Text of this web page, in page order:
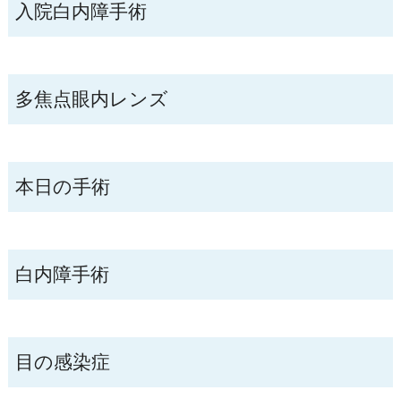
入院白内障手術
多焦点眼内レンズ
本日の手術
白内障手術
目の感染症